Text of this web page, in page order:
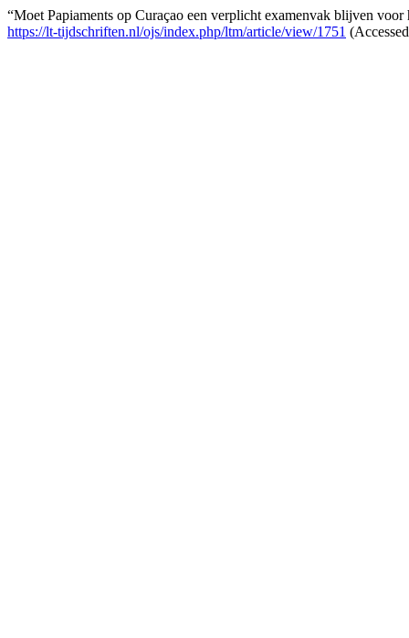
“Moet Papiaments op Curaçao een verplicht examenvak blijven
https://lt-tijdschriften.nl/ojs/index.php/ltm/article/view/1751